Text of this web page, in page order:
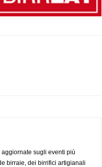
sugli eventi più
birraie, dei birrifici artigianali